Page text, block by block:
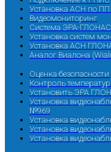
Установка АСН по
Видеомониторинг
Система ЭРА-
Установка систем
Установка АСН
Аналог Виалона
Оценка
Контроль
Установить ЭРА
Установка
№969
Установка
Установка
Установка